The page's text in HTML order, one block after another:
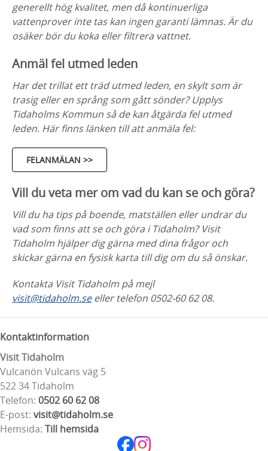
generellt hög kvalitet, men då kontinuerliga
vattenprover inte tas kan ingen garanti lämnas. Är du
osäker bör du koka eller filtrera vattnet.
Anmäl fel utmed leden
Har det trillat ett träd utmed leden, en skylt som är
trasig eller en språng som gått sönder? Upplys
Tidaholms Kommun så de kan åtgärda fel utmed
leden. Här finns länken till att anmäla fel:
FELANMÄLAN >>
Vill du veta mer om vad du kan se och göra?
Vill du ha tips på boende, matställen eller undrar du
vad som finns att se och göra i Tidaholm? Visit
Tidaholm hjälper dig gärna med dina frågor och
skickar gärna en fysisk karta till dig om du så önskar.
Kontakta Visit Tidaholm på mejl
visit@tidaholm.seeller telefon 0502-60 62 08.
Kontaktinformation
Visit Tidaholm
Vulcanön Vulcans väg 5
522 34 Tidaholm
Telefon: 0502 60 62 08
E-post: visit@tidaholm.se
Hemsida: Till hemsida